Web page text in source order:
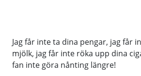
Jag får inte ta dina pengar, jag får
mjölk, jag får inte röka upp dina
fan inte göra nånting längre!